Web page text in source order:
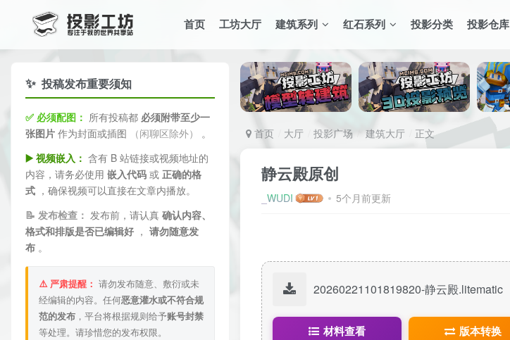
首页 工坊大厅 建筑系列 红石系列 投影分类 投影仓库
✨ 投稿发布重要须知
✅ 必须配图： 所有投稿都 必须附带至少一
张图片 作为封面或插图 （闲聊区除外） 。
▶️ 视频嵌入： 含有 B 站链接或视频地址的
内容，请务必使用 嵌入代码 或 正确的格
式 ，确保视频可以直接在文章内播放。
📝 发布检查： 发布前，请认真 确认内容、
格式和排版是否已编辑好 ， 请勿随意发
布 。
⚠️ 严肃提醒： 请勿发布随意、敷衍或未
经编辑的内容。任何恶意灌水或不符合规
范的发布 ，平台将根据规则给予账号封禁
等处理。请珍惜您的发布权限。
首页 大厅 投影广场 建筑大厅 正文
静云殿原创
_WUDI 5个月前更新
20260221101819820-静云殿.litematic
材料查看 版本转换